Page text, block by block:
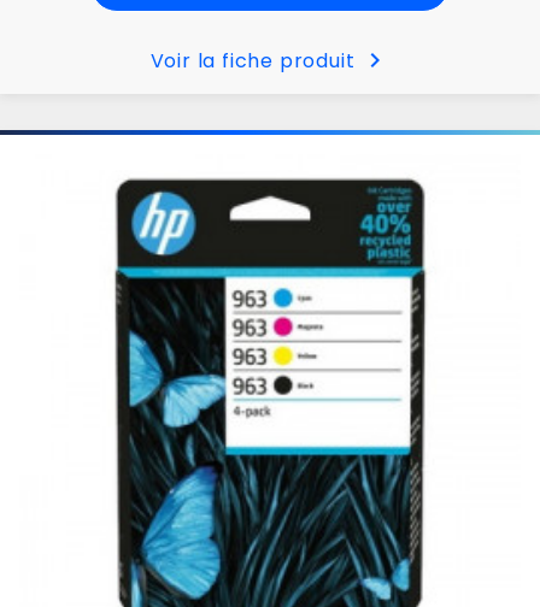
Voir la fiche produit chevron_right